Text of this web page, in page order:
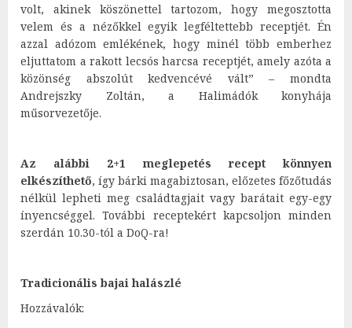
volt, akinek köszönettel tartozom, hogy megosztotta
velem és a nézőkkel egyik legféltettebb receptjét. Én
azzal adózom emlékének, hogy minél több emberhez
eljuttatom a rakott lecsós harcsa receptjét, amely azóta a
közönség abszolút kedvencévé vált” – mondta
Andrejszky Zoltán, a Halimádók konyhája
műsorvezetője.
Az alábbi 2+1 meglepetés recept könnyen
elkészíthető, így bárki magabiztosan, előzetes főzőtudás
nélkül lepheti meg családtagjait vagy barátait egy-egy
ínyencséggel. További receptekért kapcsoljon minden
szerdán 10.30-tól a DoQ-ra!
Tradicionális bajai halászlé
Hozzávalók: